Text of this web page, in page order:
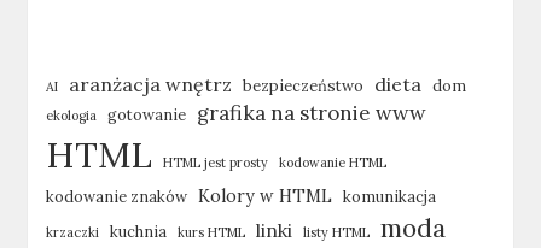
AI aranżacja wnętrz bezpieczeństwo dieta dom
ekologia gotowanie grafika na stronie www
HTML HTML jest prosty kodowanie HTML
kodowanie znaków Kolory w HTML komunikacja
krzaczki kuchnia kurs HTML linki listy HTML moda